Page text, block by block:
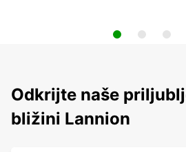
Odkrijte naše
bližini Lannion